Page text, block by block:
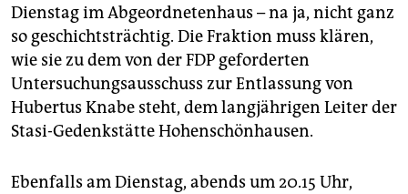
Dienstag im Abgeordnetenhaus – na ja, nicht ganz
so geschichtsträchtig. Die Fraktion muss klären,
wie sie zu dem von der FDP geforderten
Untersuchungsausschuss zur Entlassung von
Hubertus Knabe steht, dem langjährigen Leiter der
Stasi-Gedenkstätte Hohenschönhausen.
Ebenfalls am Dienstag, abends um 20.15 Uhr,